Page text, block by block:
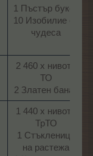
1 Пъстър букет
10 Изобилие от
чудеса​
2 460 х нивото
ТО
2 Златен банан​
1 440 х нивото
ТрТО
1 Стъкленица
на растежа